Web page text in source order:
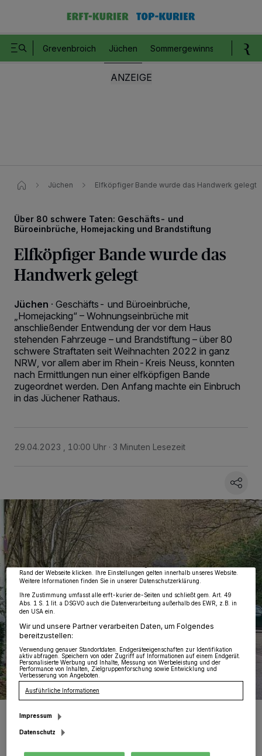
Grevenbroich Jüchen Sommergewinnspiel
Jüchen Elfköpfiger Bande wurde das Handwerk gelegt
Über 80 schwere Taten: Geschäfts- und
Büroeinbrüche, Homejacking und Brandstiftung
Elfköpfiger Bande wurde das
Handwerk gelegt
Jüchen · Geschäfts- und Büroeinbrüche,
„Homejacking“ – Wohnungseinbrüche mit
anschließender Entwendung der vor dem Haus
stehenden Fahrzeuge – und Brandstiftung – über 80
schwere Straftaten seit Weihnachten 2022 in ganz
NRW, vor allem aber im Rhein-Kreis Neuss, konnten
nach Ermittlungen nun einer elfköpfigen Bande
zugeordnet werden. Den Anfang machte ein Einbruch
in das Jüchener Rathaus.
29.04.2023 , 10:00 Uhr 3 Minuten Lesezeit
brennend in Mönchengladbach gefunden.
Foto: Polizei
Wir und unsere218-Partner speichern und greifen auf personenbezogene Daten
wie Browserdaten oder eindeutige Kennungen auf Ihrem Gerät zu. Durch Auswahl
von OK aktivieren Sie Tracking-Technologien für die unter „Wir und unsere
Partner verarbeiten Daten, um Ihnen Dienste bereitzustellen“ aufgeführten
Zwecke. Wenn Tracker deaktiviert sind, sind manche Inhalte und Anzeigen
möglicherweise nicht mehr so relevant für Sie. Sie können dieses Menü jederzeit
wieder aufrufen, um Ihre Einstellungen zu ändern oder Ihre Einwilligung zu
widerrufen, indem Sie auf den Link Einstellungen oder Ablehnen am unteren
Rand der Webseite klicken. Ihre Einstellungen gelten innerhalb unseres Website.
Weitere Informationen finden Sie in unserer Datenschutzerklärung.
Ihre Zustimmung umfasst alle erft-kurier.de-Seiten und schließt gem. Art. 49
Abs. 1 S. 1 lit. a DSGVO auch die Datenverarbeitung außerhalb des EWR, z.B. in
den USA ein.
Wir und unsere Partner verarbeiten Daten, um Folgendes
bereitzustellen:
Verwendung genauer Standortdaten. Endgeräteeigenschaften zur Identifikation
aktiv abfragen. Speichern von oder Zugriff auf Informationen auf einem Endgerät.
Personalisierte Werbung und Inhalte, Messung von Werbeleistung und der
Performance von Inhalten, Zielgruppenforschung sowie Entwicklung und
Verbesserung von Angeboten.
Ausführliche Informationen
Impressum
Datenschutz